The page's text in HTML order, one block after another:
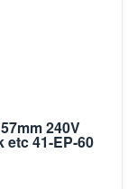
240V
41-EP-60